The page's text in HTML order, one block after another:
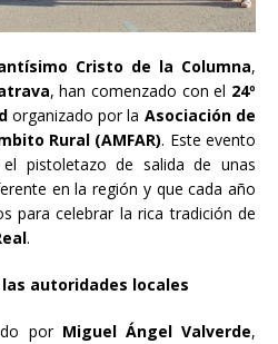
Cristo de la Columna,
, han comenzado con el 24º
organizado por la Asociación de
Rural (AMFAR). Este evento
pistoletazo de salida de unas
en la región y que cada año
para celebrar la rica tradición de
.
autoridades locales
por Miguel Ángel Valverde,